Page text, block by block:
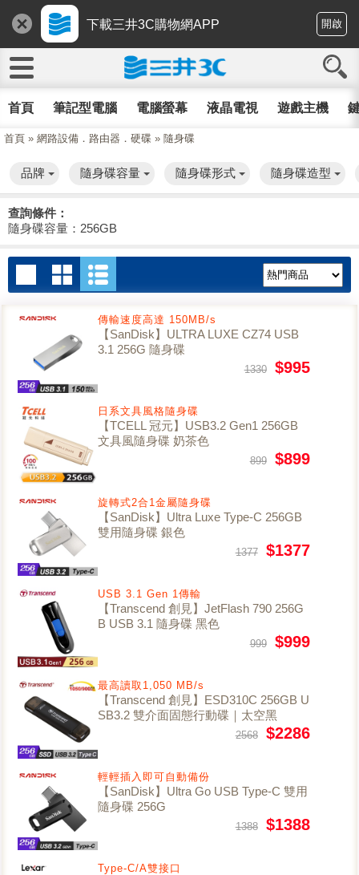
下載三井3C購物網APP 開啟
首頁 筆記型電腦 電腦螢幕 液晶電視 遊戲主機
首頁 » 網路設備．路由器．硬碟 » 隨身碟
品牌 隨身碟容量 隨身碟形式 隨身碟造型
查詢條件：
隨身碟容量：256GB
傳輸速度高達 150MB/s
【SanDisk】ULTRA LUXE CZ74 USB
3.1 256G 隨身碟
1330 $995
日系文具風格隨身碟
【TCELL 冠元】USB3.2 Gen1 256GB
文具風隨身碟 奶茶色
899 $899
旋轉式2合1金屬隨身碟
【SanDisk】Ultra Luxe Type-C 256GB
雙用隨身碟 銀色
1377 $1377
USB 3.1 Gen 1傳輸
【Transcend 創見】JetFlash 790 256G
B USB 3.1 隨身碟 黑色
999 $999
最高讀取1,050 MB/s
【Transcend 創見】ESD310C 256GB U
SB3.2 雙介面固態行動碟｜太空黑
2568 $2286
輕輕插入即可自動備份
【SanDisk】Ultra Go USB Type-C 雙用
隨身碟 256G
1388 $1388
Type-C/A雙接口